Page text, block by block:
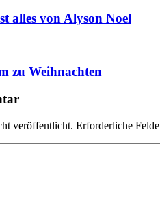
alles von Alyson Noel
zu Weihnachten
veröffentlicht. Erforderliche